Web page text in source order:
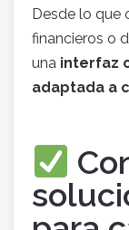
Desde lo que
financieros o
una interfaz
adaptada a